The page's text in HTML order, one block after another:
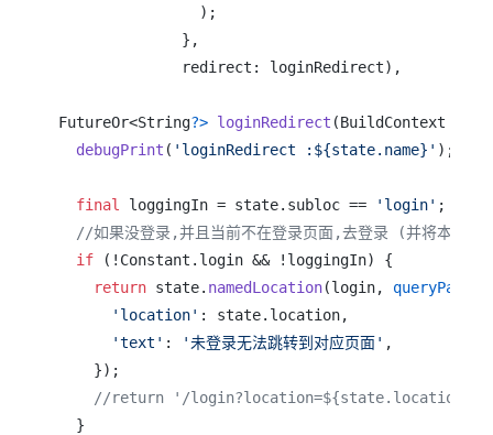
                );
              },
              redirect: loginRedirect),
FutureOr<String?> loginRedirect (BuildContext
debugPrint ( 'loginRedirect :${state.name}' );
final loggingIn = state.subloc == 'login' ;
//如果没登录,并且当前不在登录页面,去登录 (并将本来想
if (!Constant.login && !loggingIn) {
return state. namedLocation(login, queryParams
'location' : state.location,
'text' : '未登录无法跳转到对应页面' ,
    });
//return '/login?location=${state.location}';
  }